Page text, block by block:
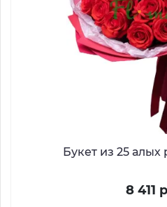
Букет из 25 алых
8 411